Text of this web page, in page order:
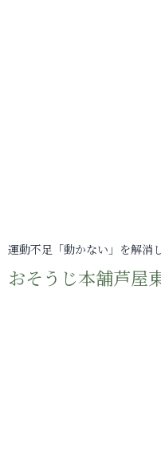
運動不足「動かない」を解消
おそうじ本舗芦屋